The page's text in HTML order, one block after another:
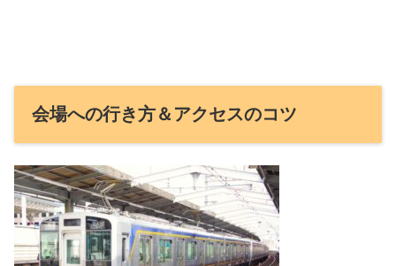
会場への行き方＆アクセスのコツ